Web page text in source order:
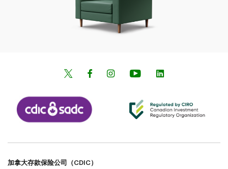
加拿大存款保险公司（CDIC）